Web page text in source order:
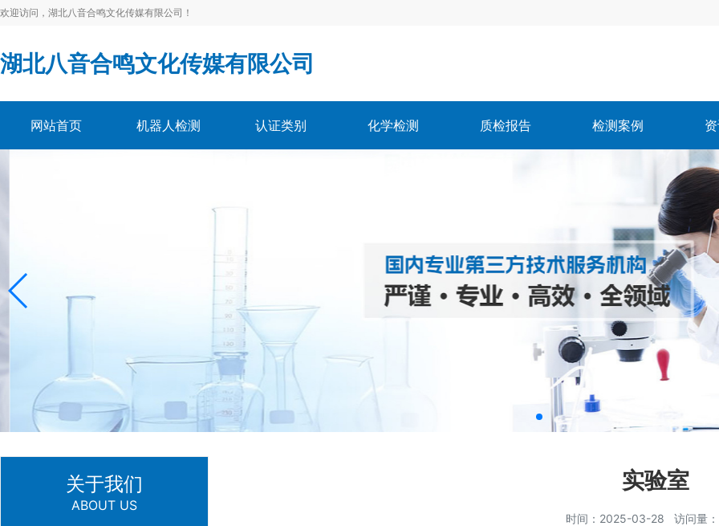
欢迎访问，湖北八音合鸣文化传媒有限公司！
湖北八音合鸣文化传媒有限公司
网站首页 机器人检测 认证类别 化学检测 质检报告 检测案例
关于我们
ABOUT US
实验室
时间：2025-03-28 访问量